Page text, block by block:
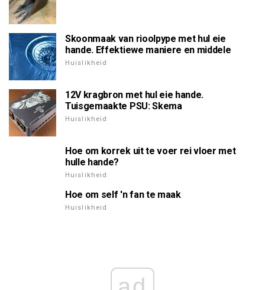
Skoonmaak van rioolpype met hul eie
hande. Effektiewe maniere en middele
Huislikheid
12V kragbron met hul eie hande.
Tuisgemaakte PSU: Skema
Huislikheid
Hoe om korrek uit te voer rei vloer met
hulle hande?
Huislikheid
Hoe om self 'n fan te maak
Huislikheid